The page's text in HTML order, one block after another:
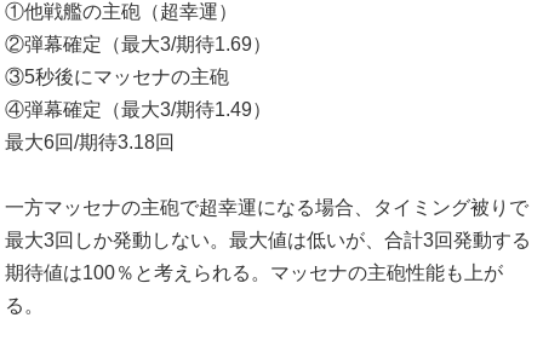
①他戦艦の主砲（超幸運）
②弾幕確定（最大3/期待1.69）
③5秒後にマッセナの主砲
④弾幕確定（最大3/期待1.49）
最大6回/期待3.18回
一方マッセナの主砲で超幸運になる場合、タイミング被りで
最大3回しか発動しない。最大値は低いが、合計3回発動する
期待値は100％と考えられる。マッセナの主砲性能も上が
る。